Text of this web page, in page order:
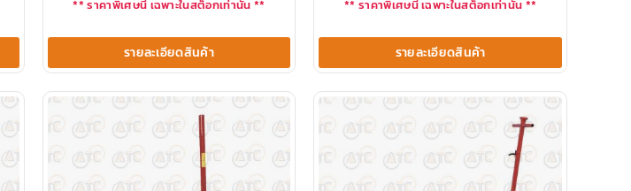
** ราคาพิเศษนี้ เฉพาะในสต็อกเท่านั้น **
รายละเอียดสินค้า
** ราคาพิเศษนี้ เฉพาะในสต็อกเท่านั้น **
รายละเอียดสินค้า